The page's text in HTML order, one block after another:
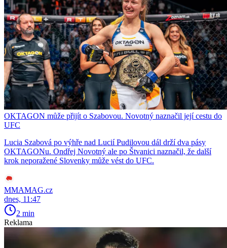
OKTAGON může přijít o Szabovou. Novotný naznačil její cestu do
UFC
Lucia Szabová po výhře nad Lucií Pudilovou dál drží dva pásy
OKTAGONu. Ondřej Novotný ale po Štvanici naznačil, že další
krok neporažené Slovenky může vést do UFC.
MMAMAG.cz
dnes, 11:47
2 min
Reklama